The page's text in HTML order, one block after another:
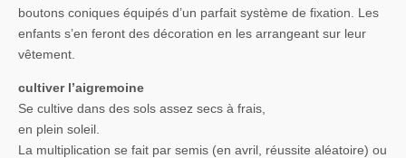
boutons coniques équipés d’un parfait système de fixation. Les
enfants s’en feront des décoration en les arrangeant sur leur
vêtement.
cultiver l’aigremoine
Se cultive dans des sols assez secs à frais,
en plein soleil.
La multiplication se fait par semis (en avril, réussite aléatoire) ou